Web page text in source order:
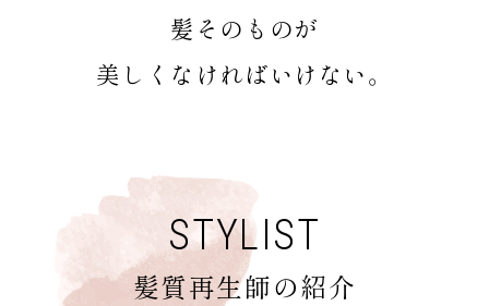
髪そのものが
美しくなければいけない。
STYLIST
髪質再生師の紹介